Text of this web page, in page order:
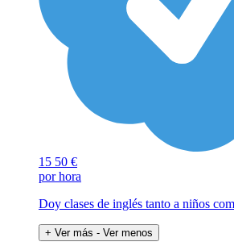
15 50 €
por hora
Doy clases de inglés tanto a niños
+ Ver más - Ver menos